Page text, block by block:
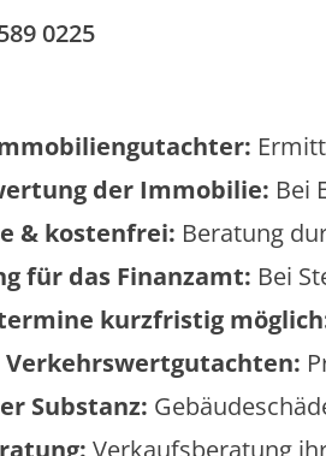
0225
der Immobilie: Bei
& kostenfrei: Beratung
für das Finanzamt: Bei
kurzfristig
Verkehrswertgutachten:
Substanz:
Verkaufsberatung